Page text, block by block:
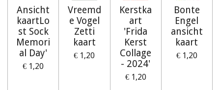
Ansicht
kaartLo
st Sock
Memori
al Day'
€ 1,20
Vreemd
e Vogel
Zetti
kaart
€ 1,20
Kerstka
art
'Frida
Kerst
Collage
- 2024'
€ 1,20
Bonte
Engel
ansicht
kaart
€ 1,20